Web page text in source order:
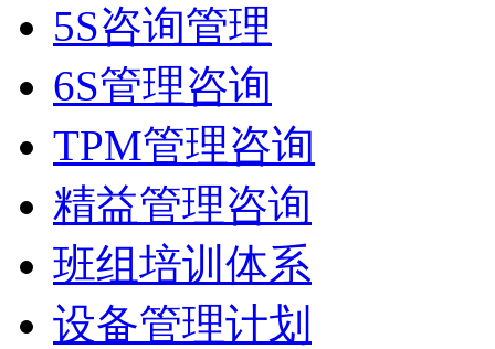
5S咨询管理
6S管理咨询
TPM管理咨询
精益管理咨询
班组培训体系
设备管理计划